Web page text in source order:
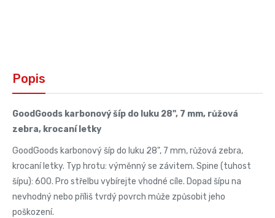
Popis
GoodGoods karbonový šíp do luku 28", 7 mm, růžová
zebra, krocaní letky
GoodGoods karbonový šíp do luku 28", 7 mm, růžová zebra,
krocaní letky. Typ hrotu: výměnný se závitem. Spine (tuhost
šípu): 600. Pro střelbu vybírejte vhodné cíle. Dopad šípu na
nevhodný nebo příliš tvrdý povrch může způsobit jeho
poškození.